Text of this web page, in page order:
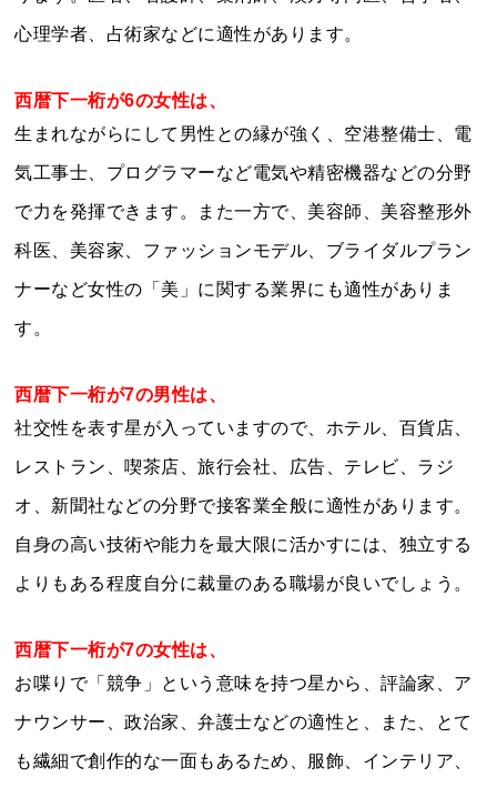
心理学者、占術家などに適性があります。
西暦下一桁が6の女性は、
生まれながらにして男性との縁が強く、空港整備士、電
気工事士、プログラマーなど電気や精密機器などの分野
で力を発揮できます。また一方で、美容師、美容整形外
科医、美容家、ファッションモデル、ブライダルプラン
ナーなど女性の「美」に関する業界にも適性がありま
す。
西暦下一桁が7の男性は、
社交性を表す星が入っていますので、ホテル、百貨店、
レストラン、喫茶店、旅行会社、広告、テレビ、ラジ
オ、新聞社などの分野で接客業全般に適性があります。
自身の高い技術や能力を最大限に活かすには、独立する
よりもある程度自分に裁量のある職場が良いでしょう。
西暦下一桁が7の女性は、
お喋りで「競争」という意味を持つ星から、評論家、ア
ナウンサー、政治家、弁護士などの適性と、また、とて
も繊細で創作的な一面もあるため、服飾、インテリア、